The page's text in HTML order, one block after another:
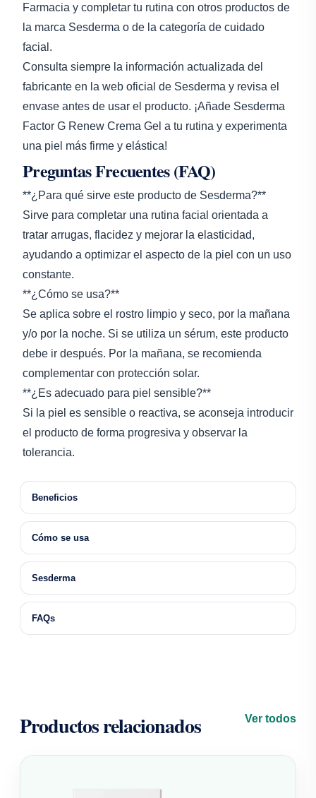
Farmacia y completar tu rutina con otros productos de
la marca Sesderma o de la categoría de cuidado
facial.
Consulta siempre la información actualizada del
fabricante en la web oficial de Sesderma y revisa el
envase antes de usar el producto. ¡Añade Sesderma
Factor G Renew Crema Gel a tu rutina y experimenta
una piel más firme y elástica!
Preguntas Frecuentes (FAQ)
**¿Para qué sirve este producto de Sesderma?**
Sirve para completar una rutina facial orientada a
tratar arrugas, flacidez y mejorar la elasticidad,
ayudando a optimizar el aspecto de la piel con un uso
constante.
**¿Cómo se usa?**
Se aplica sobre el rostro limpio y seco, por la mañana
y/o por la noche. Si se utiliza un sérum, este producto
debe ir después. Por la mañana, se recomienda
complementar con protección solar.
**¿Es adecuado para piel sensible?**
Si la piel es sensible o reactiva, se aconseja introducir
el producto de forma progresiva y observar la
tolerancia.
Beneficios
Cómo se usa
Sesderma
FAQs
Productos relacionados Ver todos